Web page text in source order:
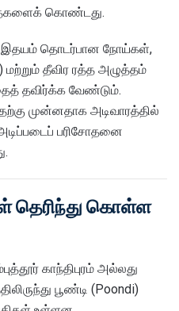
கொண்டது.
இதயம் தொடர்பான நோய்கள்,
மற்றும் தீவிர ரத்த அழுத்தம்
தவிர்க்க வேண்டும்.
முன்னதாக அடிவாரத்தில்
பரிசோதனை
தெரிந்து கொள்ள
காந்திபுரம் அல்லது
பூண்டி (Poondi)